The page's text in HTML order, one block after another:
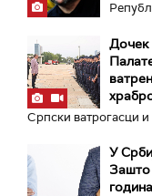
Дочек
Српски ватрогасци и
У
Зашто